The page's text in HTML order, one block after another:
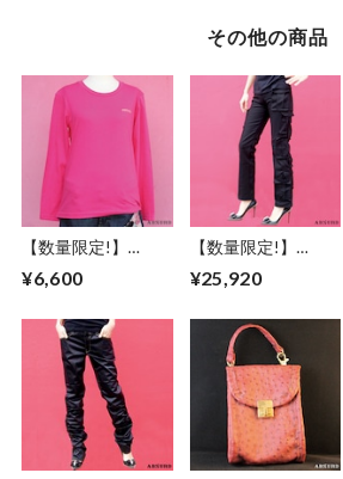
jacket-
その他の商品
【数量限定!】
シャツ メンズ レデ
シンプル 金色 ピン
ク PINK アブサー
LOGOSTITCH（P）
¥6,600
【数量限定!】
トパンツ カーゴポ
ック 黒 アブサー
ドSYSTEM7
¥25,920